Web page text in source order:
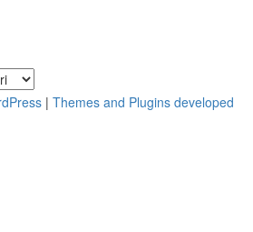
| Themes and Plugins developed